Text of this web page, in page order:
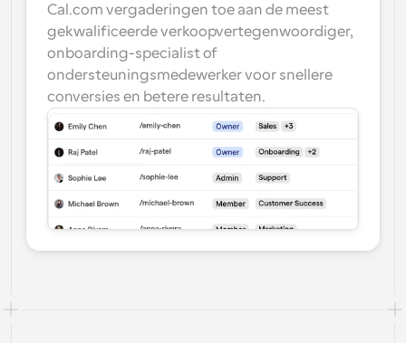
Cal.com vergaderingen toe aan de meest
gekwalificeerde verkoopvertegenwoordiger,
onboarding-specialist of
ondersteuningsmedewerker voor snellere
conversies en betere resultaten.